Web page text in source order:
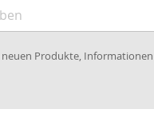
Produkte,